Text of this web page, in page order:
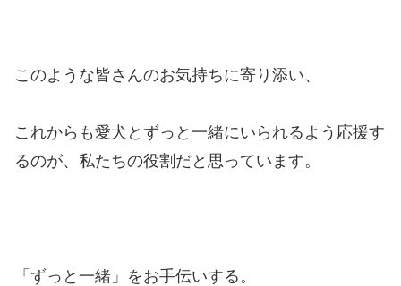
このような皆さんのお気持ちに寄り添い、
これからも愛犬とずっと一緒にいられるよう応援す
るのが、私たちの役割だと思っています。
「ずっと一緒」をお手伝いする。